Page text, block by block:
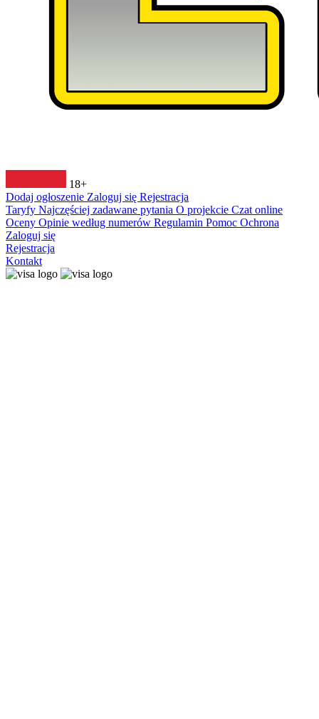
18+
Dodaj ogłoszenie Zaloguj się Rejestracja
Taryfy Najczęściej zadawane pytania O projekcie Czat online
Oceny Opinie według numerów Regulamin Pomoc Ochrona
Zaloguj się
Rejestracja
Kontakt